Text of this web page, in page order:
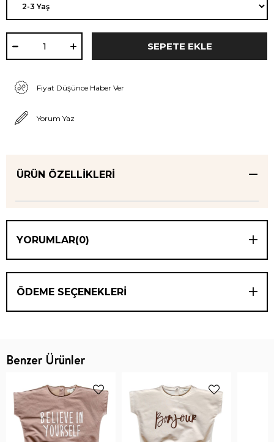
Fiyat Düşünce Haber Ver
Yorum Yaz
ÜRÜN ÖZELLIKLERI
YORUMLAR(0)
ÖDEME SEÇENEKLERI
Benzer Ürünler